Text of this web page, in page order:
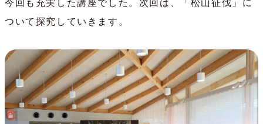
今回も充実した講座でした。次回は、「松山征伐」に
ついて探究していきます。